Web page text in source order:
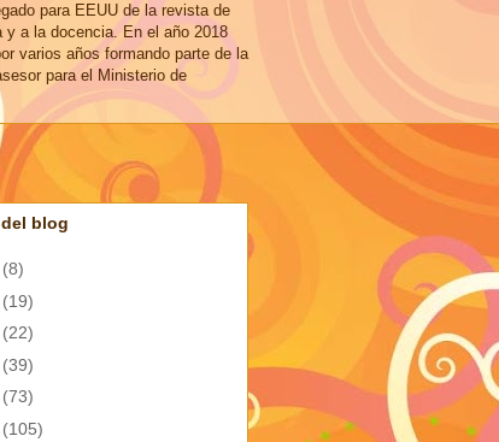
para EEUU de la revista de
y a la docencia. En el año 2018
varios años formando parte de la
para el Ministerio de
blog
(8)
(19)
(22)
(39)
(73)
(105)